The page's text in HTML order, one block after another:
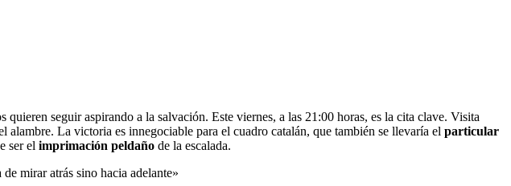
quieren seguir aspirando a la salvación. Este viernes, a las 21:00 horas, es la cita clave. Visita
La victoria es innegociable para el cuadro catalán, que también se llevaría el particular
ser el imprimación peldaño de la escalada.
mirar atrás sino hacia adelante»